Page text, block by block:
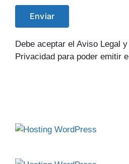
Debe aceptar el Aviso Legal
Privacidad para poder emitir